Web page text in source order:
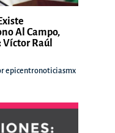
Al Campo,
Víctor Raúl
epicentronoticiasmx